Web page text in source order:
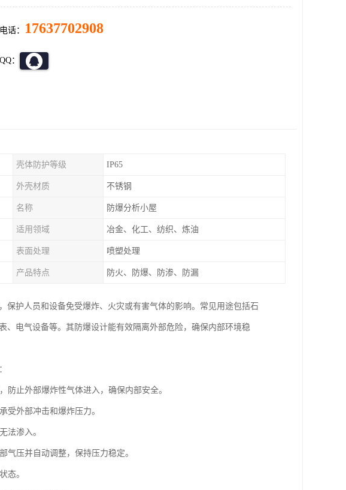
话： 17637702908
：
壳体防护等级 IP65
外壳材质 不锈钢
名称 防爆分析小屋
适用领域 冶金、化工、纺织、炼油
表面处理 喷塑处理
产品特点 防火、防爆、防渗、防漏
护人员和设备免受爆炸、火灾或有害气体的影响。常见用途包括石
电气设备等。其防爆设计能有效隔离外部危险，确保内部环境稳
防止外部爆炸性气体进入，确保内部安全。
受外部冲击和爆炸压力。
法渗入。
气压并自动调整，保持压力稳定。
态。